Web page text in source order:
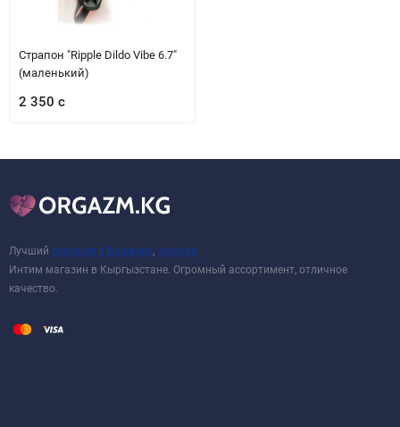
Страпон "Ripple Dildo Vibe 6.7"
(маленький)
2 350 с
Лучший сексшоп в Бишкеке sexshop
Интим магазин в Кыргызстане. Огромный ассортимент, отличное
качество.